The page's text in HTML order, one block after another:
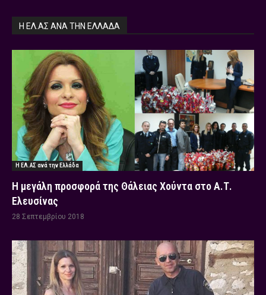
Η ΕΛ.ΑΣ ΑΝΆ ΤΗΝ ΕΛΛΆΔΑ
Η ΕΛ.ΑΣ ανά την Ελλάδα
Η μεγάλη προσφορά της Θάλειας Χούντα στο Α.Τ.
Ελευσίνας
28 Σεπτεμβρίου 2018